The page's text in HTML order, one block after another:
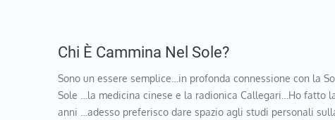
Chi È Cammina Nel Sole?
Sono un essere semplice…in profonda connessione con la
Sole …la medicina cinese e la radionica Callegari…Ho fatto
anni …adesso preferisco dare spazio agli studi personali